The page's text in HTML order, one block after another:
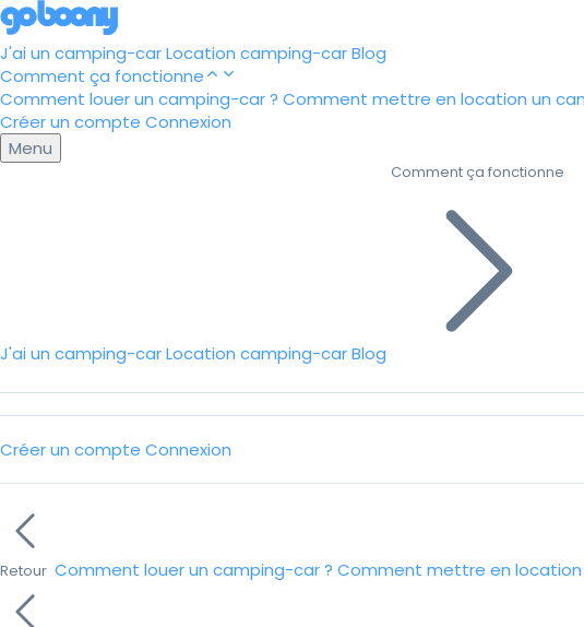
J'ai un camping-carLocation camping-carBlog
Comment ça fonctionne
Comment louer un camping-car ? Comment mettre en location un
Créer un compte Connexion
Menu
J'ai un camping-carLocation camping-carBlog
Comment ça fonctionne
Créer un compte Connexion
Retour Comment louer un camping-car ? Comment mettre en location